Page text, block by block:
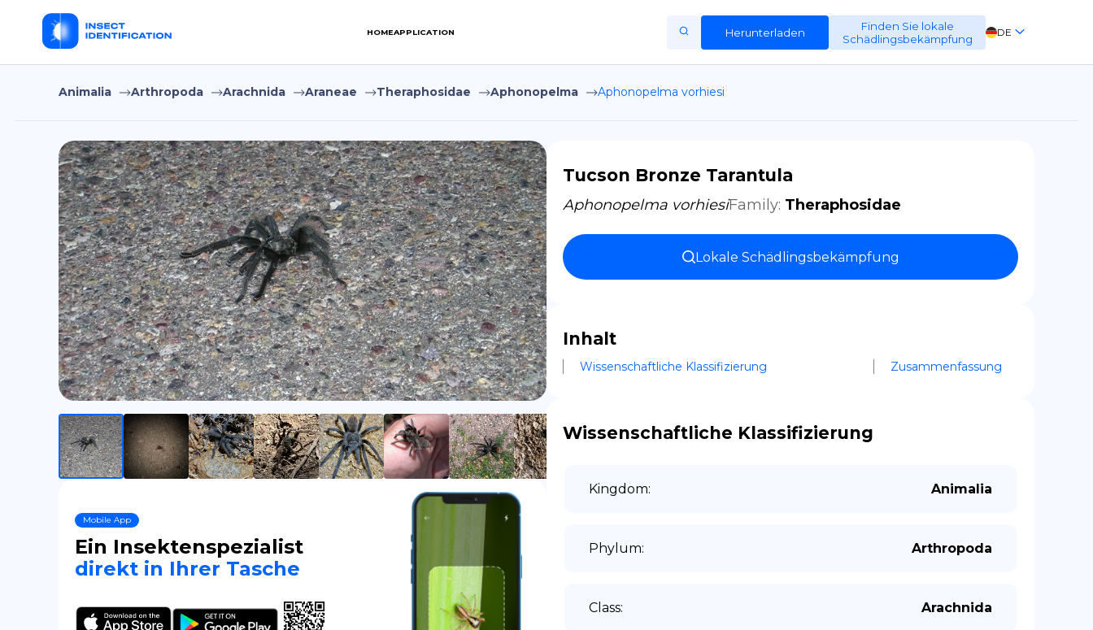
HOMEAPPLICATION Herunterladen
Finden Sie lokale
Schädlingsbekämpfung
DE
EN
Home
Application
Terms of Use
Privacy Policy
DE
EN
FR
ES
Copiright © Niro ID
Animalia Arthropoda Arachnida Araneae Theraphosidae Aphonopelma Aphonopelma vorhiesi
Mobile App
Ein Insektenspezialist
direkt in Ihrer Tasche
Tucson Bronze Tarantula
Aphonopelma vorhiesiFamily: Theraphosidae
Lokale Schädlingsbekämpfung
Inhalt
Wissenschaftliche Klassifizierung Zusammenfassung
Wissenschaftliche Klassifizierung
Kingdom: Animalia
Phylum: Arthropoda
Class: Arachnida